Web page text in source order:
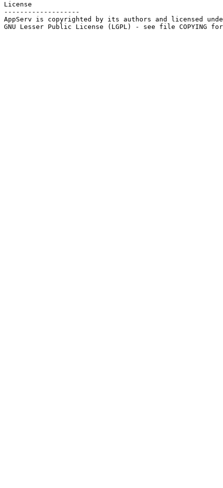
License
-------------------
AppServ is copyrighted by its authors and licensed